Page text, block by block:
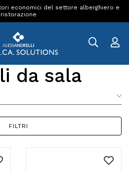
economici del settore alberghiero e
ristorazione
da sala
FILTRI